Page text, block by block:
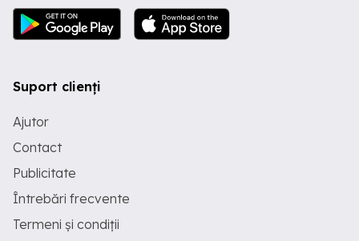
Suport clienți
Ajutor
Contact
Publicitate
Întrebări frecvente
Termeni și condiții